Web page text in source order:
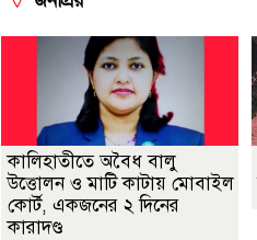
কালিহাতীতে অবৈধ বালু
উত্তোলন ও মাটি কাটায় মোবাইল
কোর্ট, একজনের ২ দিনের
কারাদণ্ড